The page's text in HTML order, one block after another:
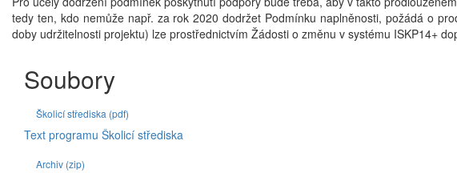
tedy ten, kdo nemůže např. za rok 2020 dodržet Podmínku naplněnosti, požádá o
doby udržitelnosti projektu) lze prostřednictvím Žádosti o změnu v systému ISKP14+
Soubory
Školicí střediska (pdf)
Text programu Školicí střediska
Archiv (zip)